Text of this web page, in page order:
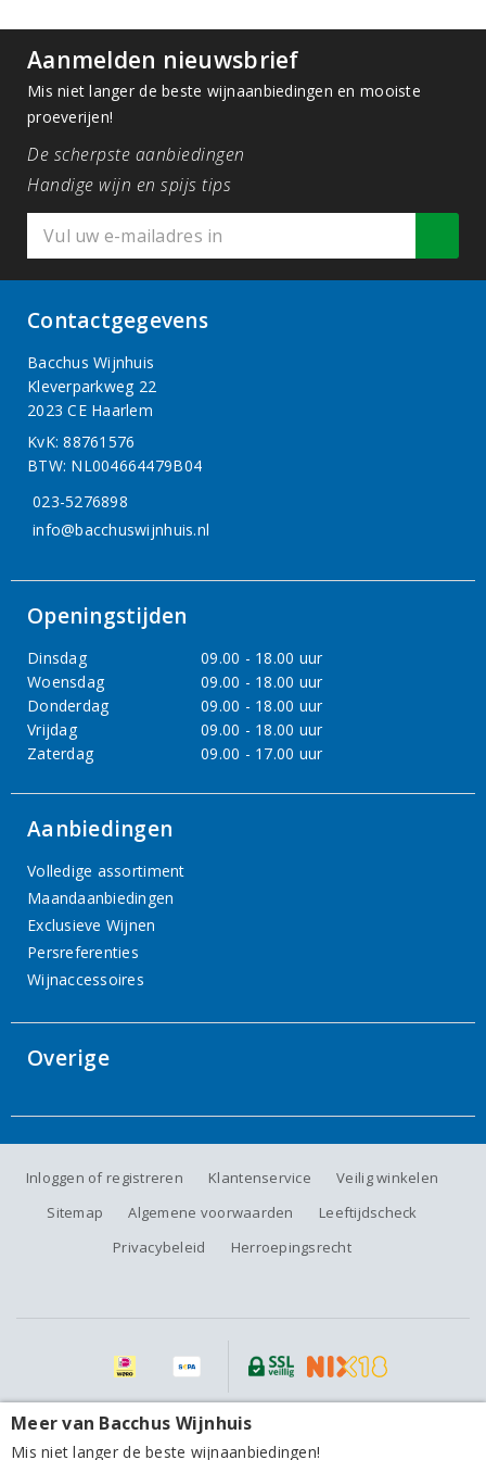
Cantine Due Palme Salento Serre Susumaniello 2022
Aanmelden nieuwsbrief
Mis niet langer de beste wijnaanbiedingen en mooiste
proeverijen!
De scherpste aanbiedingen
Handige wijn en spijs tips
Contactgegevens
Bacchus Wijnhuis
Kleverparkweg 22
2023 CE Haarlem
KvK: 88761576
BTW: NL004664479B04
023-5276898
info@bacchuswijnhuis.nl
Openingstijden
Dinsdag
09.00 - 18.00 uur
Woensdag
09.00 - 18.00 uur
Donderdag
09.00 - 18.00 uur
Vrijdag
09.00 - 18.00 uur
Zaterdag
09.00 - 17.00 uur
Aanbiedingen
Volledige assortiment
Maandaanbiedingen
Exclusieve Wijnen
Persreferenties
Wijnaccessoires
Overige
Inloggen of registreren Klantenservice
Veilig winkelen
Sitemap
Algemene voorwaarden
Leeftijdscheck
Privacybeleid
Herroepingsrecht
Alle prijzen zijn inclusief BTW, exclusief eventuele verzendkosten.
Meer van Bacchus Wijnhuis
Mis niet langer de beste wijnaanbiedingen!